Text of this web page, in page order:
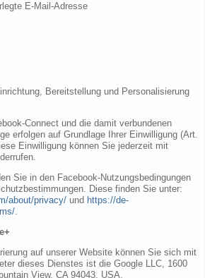
E-Mail-Adresse
Bereitstellung und Personalisierung
Connect und die damit verbundenen
erfolgen auf Grundlage Ihrer Einwilligung (Art.
Einwilligung können Sie jederzeit mit
Sie in den Facebook-Nutzungsbedingungen
Diese finden Sie unter:
about/privacy/ und https://de-
.
auf unserer Website können Sie sich mit
dieses Dienstes ist die Google LLC, 1600
View, CA 94043, USA.